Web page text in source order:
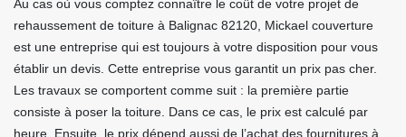
Au cas où vous comptez connaître le coût de votre projet de
rehaussement de toiture à Balignac 82120, Mickael couverture
est une entreprise qui est toujours à votre disposition pour vous
établir un devis. Cette entreprise vous garantit un prix pas cher.
Les travaux se comportent comme suit : la première partie
consiste à poser la toiture. Dans ce cas, le prix est calculé par
heure. Ensuite, le prix dépend aussi de l’achat des fournitures à